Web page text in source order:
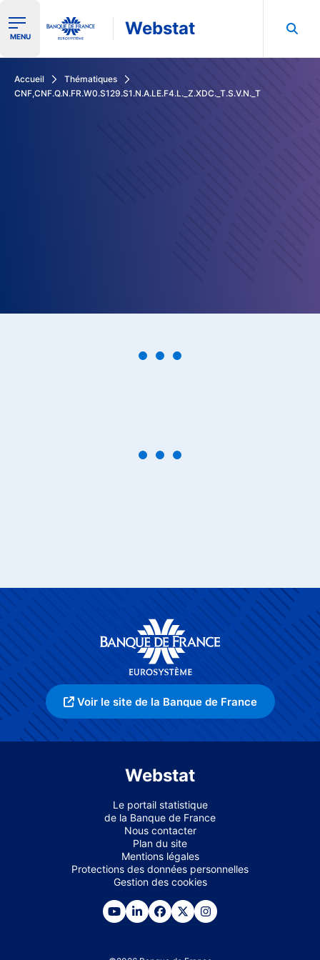
Ouvrir le menu de navigation
MENU Webstat
Accueil
Thématiques
CNF,CNF.Q.N.FR.W0.S129.S1.N.A.LE.F4.L._Z.XDC._T.S.V.N._T
Voir le site de la Banque de France
Webstat
Le portail statistique
de la Banque de France
Nous contacter
Plan du site
Mentions légales
Protections des données personnelles
Gestion des cookies